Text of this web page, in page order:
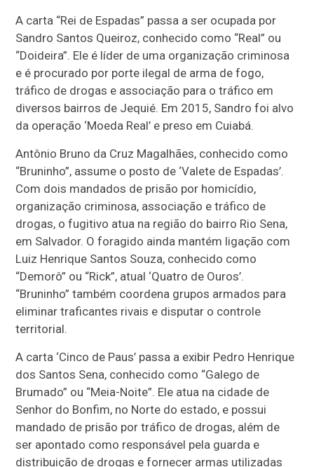
A carta “Rei de Espadas” passa a ser ocupada por
Sandro Santos Queiroz, conhecido como “Real” ou
“Doideira”. Ele é líder de uma organização criminosa
e é procurado por porte ilegal de arma de fogo,
tráfico de drogas e associação para o tráfico em
diversos bairros de Jequié. Em 2015, Sandro foi alvo
da operação ‘Moeda Real’ e preso em Cuiabá.
Antônio Bruno da Cruz Magalhães, conhecido como
“Bruninho”, assume o posto de ‘Valete de Espadas’.
Com dois mandados de prisão por homicídio,
organização criminosa, associação e tráfico de
drogas, o fugitivo atua na região do bairro Rio Sena,
em Salvador. O foragido ainda mantém ligação com
Luiz Henrique Santos Souza, conhecido como
“Demorô” ou “Rick”, atual ‘Quatro de Ouros’.
“Bruninho” também coordena grupos armados para
eliminar traficantes rivais e disputar o controle
territorial.
A carta ‘Cinco de Paus’ passa a exibir Pedro Henrique
dos Santos Sena, conhecido como “Galego de
Brumado” ou “Meia-Noite”. Ele atua na cidade de
Senhor do Bonfim, no Norte do estado, e possui
mandado de prisão por tráfico de drogas, além de
ser apontado como responsável pela guarda e
distribuição de drogas e fornecer armas utilizadas